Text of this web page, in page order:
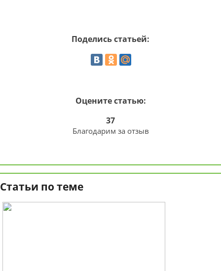
Поделись статьей:
Оцените статью:
37
Благодарим за отзыв
Статьи по теме